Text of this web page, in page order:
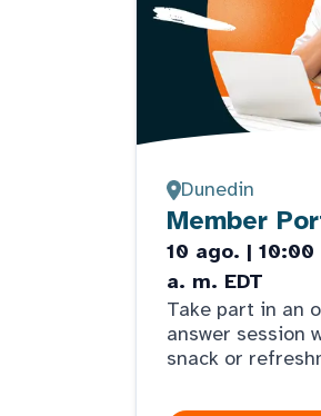
Dunedin
Member
10 ago. | 10:00
a. m. EDT
Take part in an
answer session
snack or